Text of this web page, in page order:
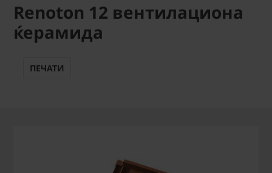
Renoton 12 вентилациона
ќерамида
ПЕЧАТИ